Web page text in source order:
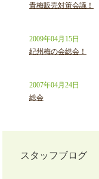
青梅販売対策会議！
2009年04月15日
紀州梅の会総会！
2007年04月24日
総会
スタッフブログ